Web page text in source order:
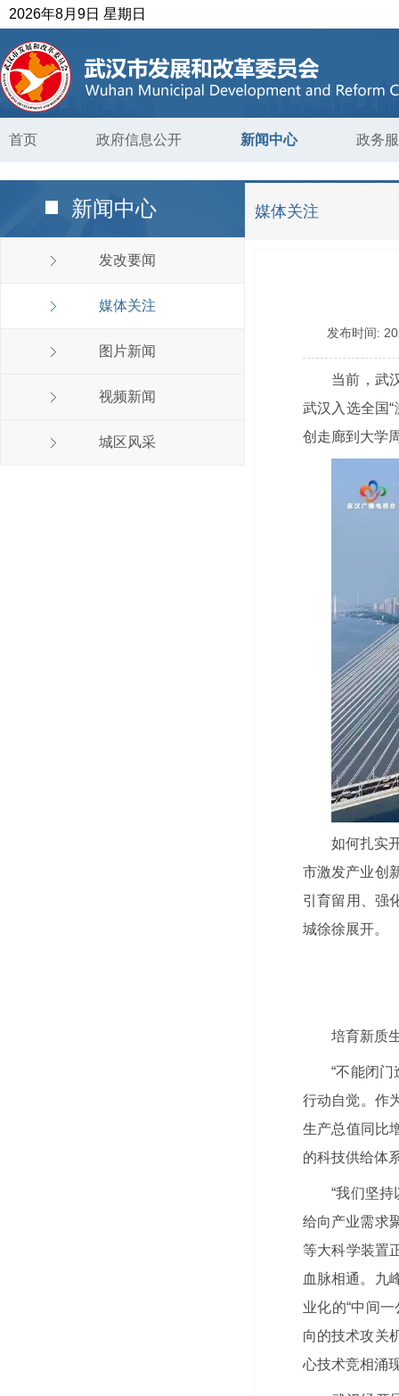
2026年8月9日 星期日
首页 政府信息公开 新闻中心 政务
新闻中心
发改要闻
媒体关注
图片新闻
视频新闻
城区风采
媒体关注
发布时间:
当前，武
武汉入选全国
创走廊到大学
如何扎实
市激发产业创
引育留用、强
城徐徐展开。
培育新质
“不能闭
行动自觉。作
生产总值同比
的科技供给体
“我们坚
给向产业需求
等大科学装置
血脉相通。九
业化的“中间
向的技术攻关
心技术竞相涌